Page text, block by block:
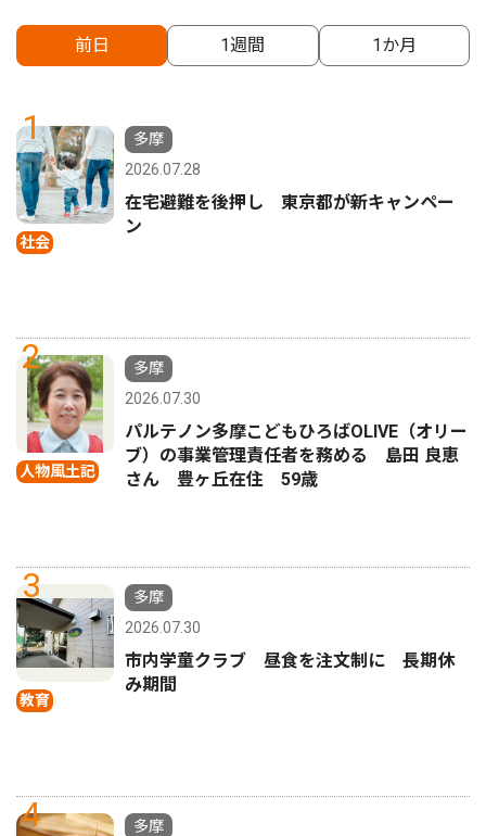
前日 1週間 1か月
1
社会
多摩
2026.07.28
在宅避難を後押し 東京都が新キャンペー
ン
2
人物風土記
多摩
2026.07.30
パルテノン多摩こどもひろばOLIVE（オリー
ブ）の事業管理責任者を務める 島田 良恵
さん 豊ヶ丘在住 59歳
3
教育
多摩
2026.07.30
市内学童クラブ 昼食を注文制に 長期休
み期間
4
多摩